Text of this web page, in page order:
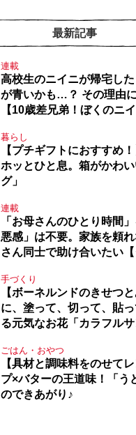
最新記事
連載
高校生のニイニが帰宅し
が青いかも…？ その理由
【10歳差兄弟！ぼくのニ
暮らし
【プチギフトにおすすめ
ホッとひと息。箱がかわ
グ」
連載
「お母さんのひとり時間
悪感」は不要。家族を頼
さん同士で助け合いたい
手づくり
【ボーネルンドのきせつ
に、塗って、切って、貼
る元気なお花「カラフル
ごはん・おやつ
【具材と調味料をのせて
プ×バターの王道味！「う
のできあがり♪